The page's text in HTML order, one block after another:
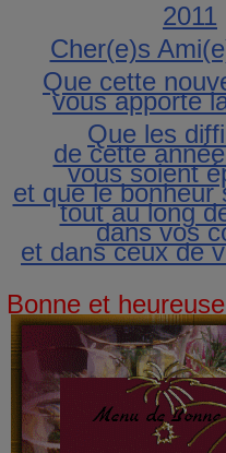
2011
Cher(e)s
Que cette
vous apporte
Que les
de cette
vous soient
et que le bonheur
tout au long
dans vos
et dans ceux de
Bonne et